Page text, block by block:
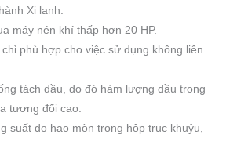
Xi lanh.
máy nén khí thấp hơn 20 HP.
phù hợp cho việc sử dụng không liên
tách dầu, do đó hàm lượng dầu trong
tương đối cao.
suất do hao mòn trong hộp trục khuỷu,